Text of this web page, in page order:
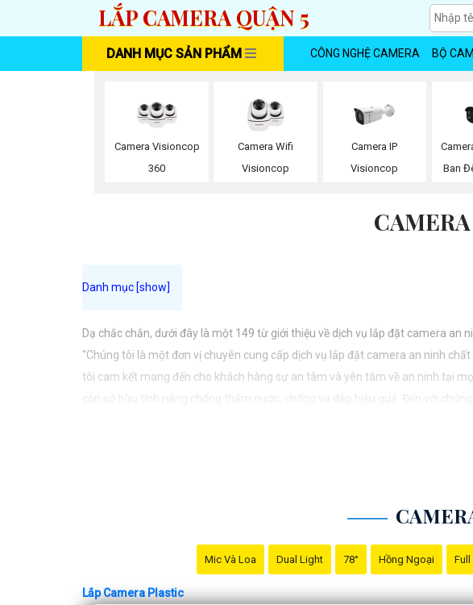
LẮP CAMERA QUẬN 5
DANH MỤC SẢN PHẨM CÔNG NGHỆ CAMERA BỘ
Camera Visioncop
360
Camera Wifi
Visioncop
Camera IP
Visioncop
Ban
Dạ chắc chắn, dưới đây là một 149 từ giới thiệu về dịch vụ lắp đặt camera an
"Chúng tôi là một đơn vị chuyên cung cấp dịch vụ lắp đặt camera an ninh
tôi cam kết mang đến cho khách hàng sự an tâm và yên tâm về an ninh tại
còn sở hữu tính năng chống thấm nước, chống va đập hiệu quả. Đến với
Mic Và Loa Dual Light 78° Hồng Ngoại Full
Lắp Camera Plastic